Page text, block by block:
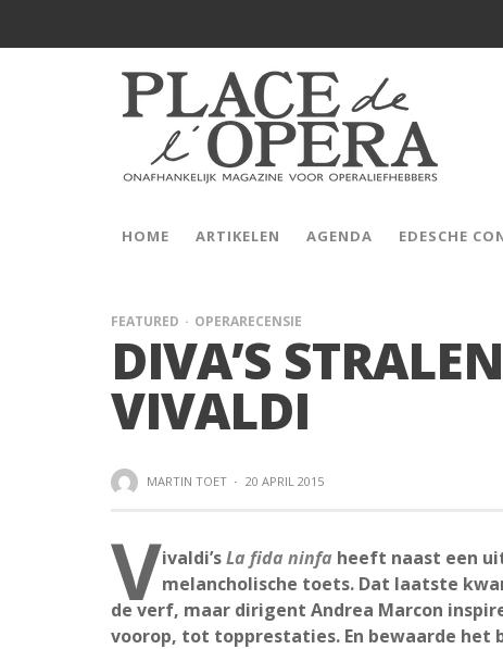
HOME ARTIKELEN AGENDA EDESCHE
FEATURED OPERARECENSIE
DIVA’S
VIVALDI
MARTIN TOET · 20 APRIL 2015
Vivaldi’sLa fida ninfa heeft naast een
melancholische toets. Dat laatste
de verf, maar dirigent Andrea Marcon
voorop, tot topprestaties. En bewaarde